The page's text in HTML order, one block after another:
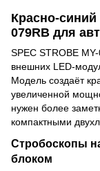
Красно-синий
079RB для
SPEC STROBE
внешних LED-
Модель создаёт
увеличенной
нужен более
компактными
Стробоскопы
блоком